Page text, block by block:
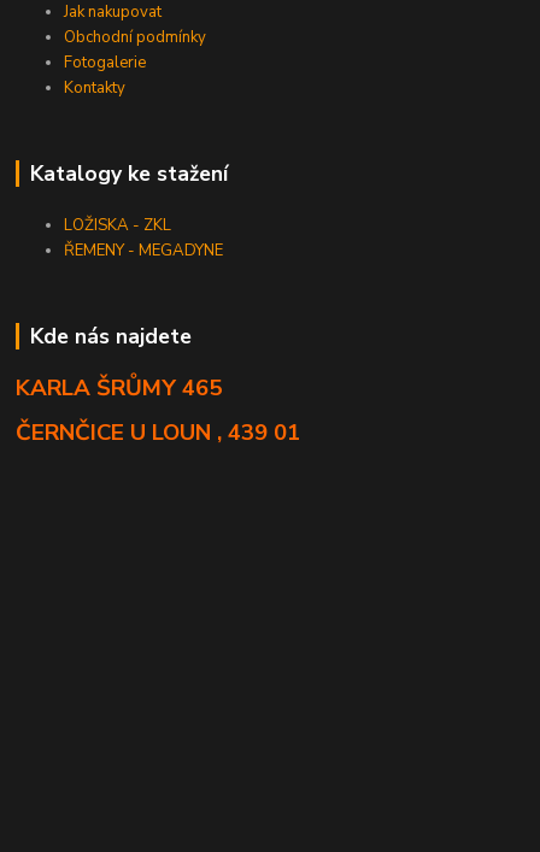
Jak nakupovat
Obchodní podmínky
Fotogalerie
Kontakty
Katalogy ke stažení
LOŽISKA - ZKL
ŘEMENY - MEGADYNE
Kde nás najdete
KARLA ŠRŮMY 465
ČERNČICE U LOUN , 439 01